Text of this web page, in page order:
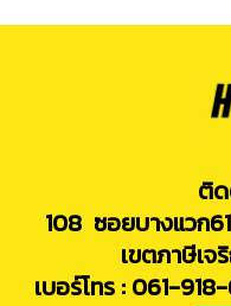
ติ
108 ซอยบางแวก
เขตภาษีเ
เบอร์โทร : 061-